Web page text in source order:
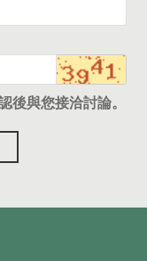
後與您接洽討論。